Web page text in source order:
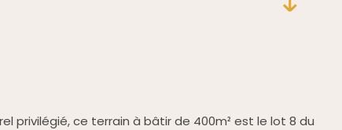
privilégié, ce terrain à bâtir de 400m² est le lot 8 du